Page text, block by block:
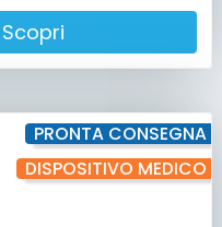
Scopri
PRONTA CONSEGNA
DISPOSITIVO MEDICO